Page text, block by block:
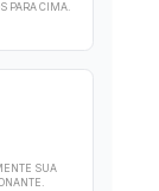
PARA CIMA.
SUA